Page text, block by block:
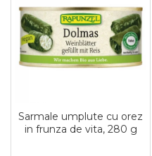
Paste fainoase bio
Pateu, sosuri si conserve
Conserve de peste bio
Crenvursti si pateu din carne bio
Produse din tomate
Ketchup bio
Sarmale umplute cu orez
in frunza de vita, 280 g